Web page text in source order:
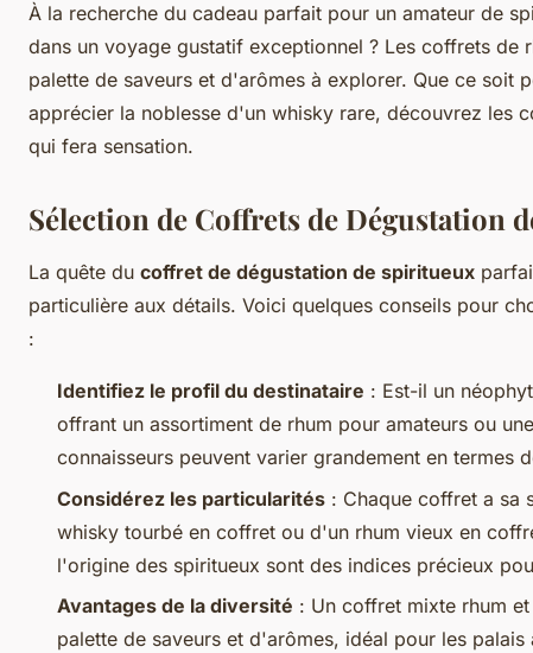
À la recherche du cadeau parfait pour un amateur de
dans un voyage gustatif exceptionnel ? Les coffrets de
palette de saveurs et d'arômes à explorer. Que ce soit
apprécier la noblesse d'un whisky rare, découvrez les
qui fera sensation.
Sélection de Coffrets de Dégustation
La quête du coffret de dégustation de spiritueux
particulière aux détails. Voici quelques conseils pour
:
Identifiez le profil du destinataire : Est-il un
offrant un assortiment de rhum pour amateurs ou
connaisseurs peuvent varier grandement en termes
Considérez les particularités : Chaque coffret a sa
whisky tourbé en coffret ou d'un rhum vieux en
l'origine des spiritueux sont des indices précieux
Avantages de la diversité : Un coffret mixte rhum
palette de saveurs et d'arômes, idéal pour les